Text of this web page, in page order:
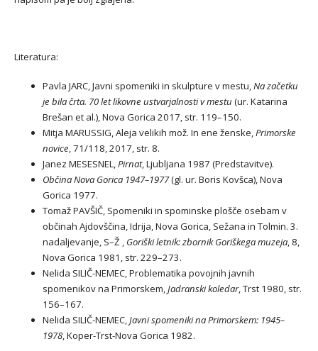
Literatura:
Pavla JARC, Javni spomeniki in skulpture v mestu,Na začetku
je bila črta. 70 let likovne ustvarjalnosti v mestu (ur. Katarina
Brešan et al.), Nova Gorica 2017, str. 119–150.
Mitja MARUSSIG, Aleja velikih mož. In ene ženske,Primorske
novice, 71/118, 2017, str. 8.
Janez MESESNEL,Pirnat, Ljubljana 1987 (Predstavitve).
Občina Nova Gorica 1947–1977(gl. ur. Boris Kovšca), Nova
Gorica 1977.
Tomaž PAVŠIČ, Spomeniki in spominske plošče osebam v
občinah Ajdovščina, Idrija, Nova Gorica, Sežana in Tolmin. 3.
nadaljevanje, S–Ž , Goriški letnik: zbornik Goriškega muzeja, 8,
Nova Gorica 1981, str. 229–273.
Nelida SILIČ-NEMEC, Problematika povojnih javnih
spomenikov na Primorskem,Jadranski koledar, Trst 1980, str.
156–167.
Nelida SILIČ-NEMEC,Javni spomeniki na Primorskem: 1945–
1978, Koper-Trst-Nova Gorica 1982.